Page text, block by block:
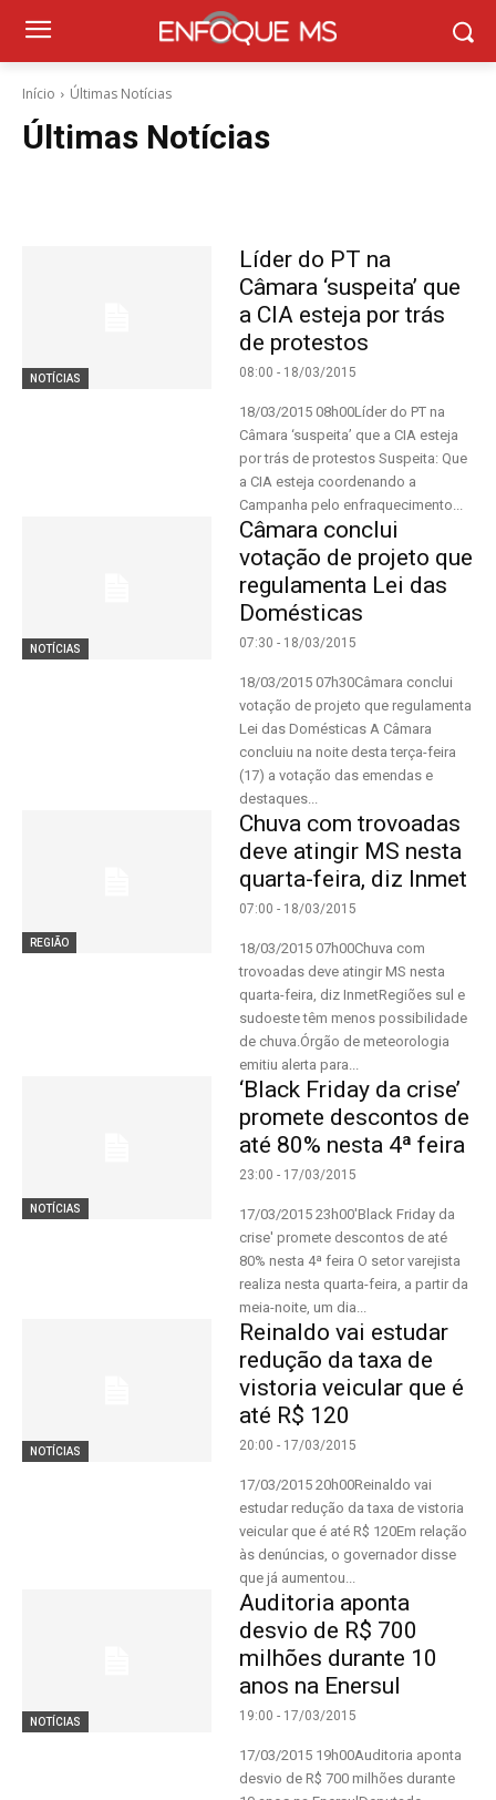
Início Últimas Notícias
Últimas Notícias
NOTÍCIAS
Líder do PT na
Câmara ‘suspeita’ que
a CIA esteja por trás
de protestos
08:00 - 18/03/2015
18/03/2015 08h00Líder do PT na
Câmara ‘suspeita’ que a CIA esteja
por trás de protestos Suspeita: Que
a CIA esteja coordenando a
Campanha pelo enfraquecimento...
NOTÍCIAS
Câmara conclui
votação de projeto que
regulamenta Lei das
Domésticas
07:30 - 18/03/2015
18/03/2015 07h30Câmara conclui
votação de projeto que regulamenta
Lei das Domésticas A Câmara
concluiu na noite desta terça-feira
(17) a votação das emendas e
destaques...
REGIÃO
Chuva com trovoadas
deve atingir MS nesta
quarta-feira, diz Inmet
07:00 - 18/03/2015
18/03/2015 07h00Chuva com
trovoadas deve atingir MS nesta
quarta-feira, diz InmetRegiões sul e
sudoeste têm menos possibilidade
de chuva.Órgão de meteorologia
emitiu alerta para...
NOTÍCIAS
‘Black Friday da crise’
promete descontos de
até 80% nesta 4ª feira
23:00 - 17/03/2015
17/03/2015 23h00'Black Friday da
crise' promete descontos de até
80% nesta 4ª feira O setor varejista
realiza nesta quarta-feira, a partir da
meia-noite, um dia...
NOTÍCIAS
Reinaldo vai estudar
redução da taxa de
vistoria veicular que é
até R$ 120
20:00 - 17/03/2015
17/03/2015 20h00Reinaldo vai
estudar redução da taxa de vistoria
veicular que é até R$ 120Em relação
às denúncias, o governador disse
que já aumentou...
NOTÍCIAS
Auditoria aponta
desvio de R$ 700
milhões durante 10
anos na Enersul
19:00 - 17/03/2015
17/03/2015 19h00Auditoria aponta
desvio de R$ 700 milhões durante